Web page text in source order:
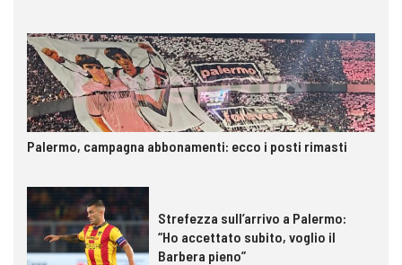
Palermo, campagna abbonamenti: ecco i posti rimasti
Strefezza sull’arrivo a Palermo:
“Ho accettato subito, voglio il
Barbera pieno”